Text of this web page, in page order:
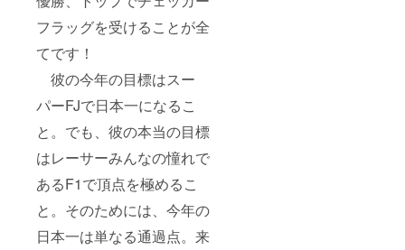
フラッグを受けることが全
てです！
彼の今年の目標はスー
パーFJで日本一になるこ
と。でも、彼の本当の目標
はレーサーみんなの憧れで
あるF1で頂点を極めるこ
と。そのためには、今年の
日本一は単なる通過点。来